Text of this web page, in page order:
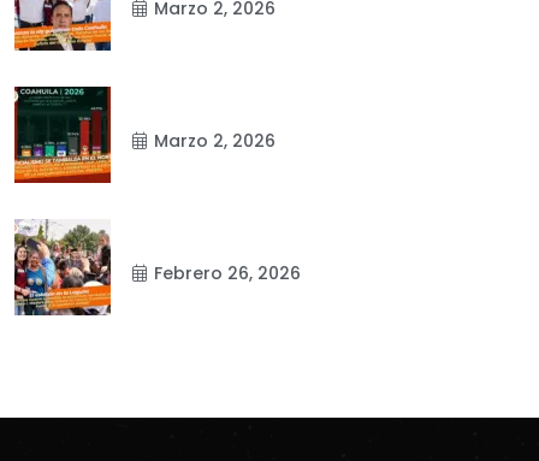
Marzo 2, 2026
Marzo 2, 2026
Febrero 26, 2026